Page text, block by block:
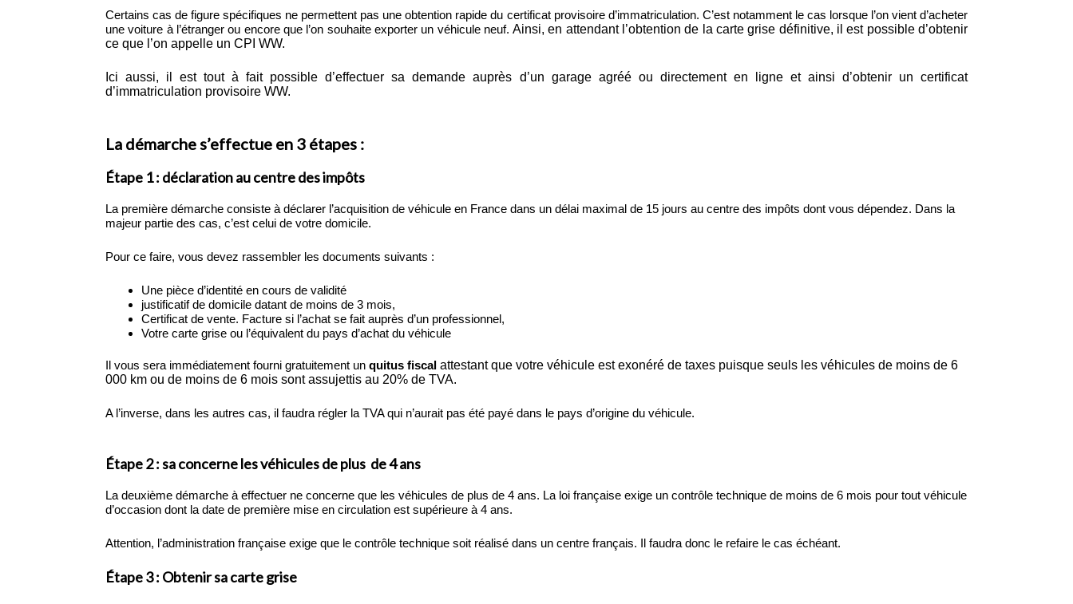
Certains cas de figure spécifiques ne permettent pas une obtention rapide du certificat provisoire d’immatriculation. C’est notamment le cas lorsque l’on vient d’acheter
une voiture à l’étranger ou encore que l’on souhaite exporter un véhicule neuf.Ainsi, en attendant l’obtention de la carte grise définitive, il est possible d’obtenir
ce que l’on appelle un CPI WW.
Ici aussi, il est tout à fait possible d’effectuer sa demande auprès d’un garage agréé ou directement en ligne et ainsi d’obtenir un certificat
d’immatriculation provisoire WW.
La démarche s’effectue en 3 étapes :
Étape 1 : déclaration au centre des impôts
La première démarche consiste à déclarer l’acquisition de véhicule en France dans un délai maximal de 15 jours au centre des impôts dont vous dépendez. Dans la
majeur partie des cas, c’est celui de votre domicile.
Pour ce faire, vous devez rassembler les documents suivants :
Une pièce d’identité en cours de validité
justificatif de domicile datant de moins de 3 mois,
Certificat de vente. Facture si l’achat se fait auprès d’un professionnel,
Votre carte grise ou l’équivalent du pays d’achat du véhicule
Il vous sera immédiatement fourni gratuitement un quitus fiscal attestant que votre véhicule est exonéré de taxes puisque seuls les véhicules de moins de 6
000 km ou de moins de 6 mois sont assujettis au 20% de TVA.
A l’inverse, dans les autres cas, il faudra régler la TVA qui n’aurait pas été payé dans le pays d’origine du véhicule.
Étape 2 : sa concerne les véhicules de plus de 4 ans
La deuxième démarche à effectuer ne concerne que les véhicules de plus de 4 ans. La loi française exige un contrôle technique de moins de 6 mois pour tout véhicule
d’occasion dont la date de première mise en circulation est supérieure à 4 ans.
Attention, l’administration française exige que le contrôle technique soit réalisé dans un centre français. Il faudra donc le refaire le cas échéant.
Étape 3 : Obtenir sa carte grise